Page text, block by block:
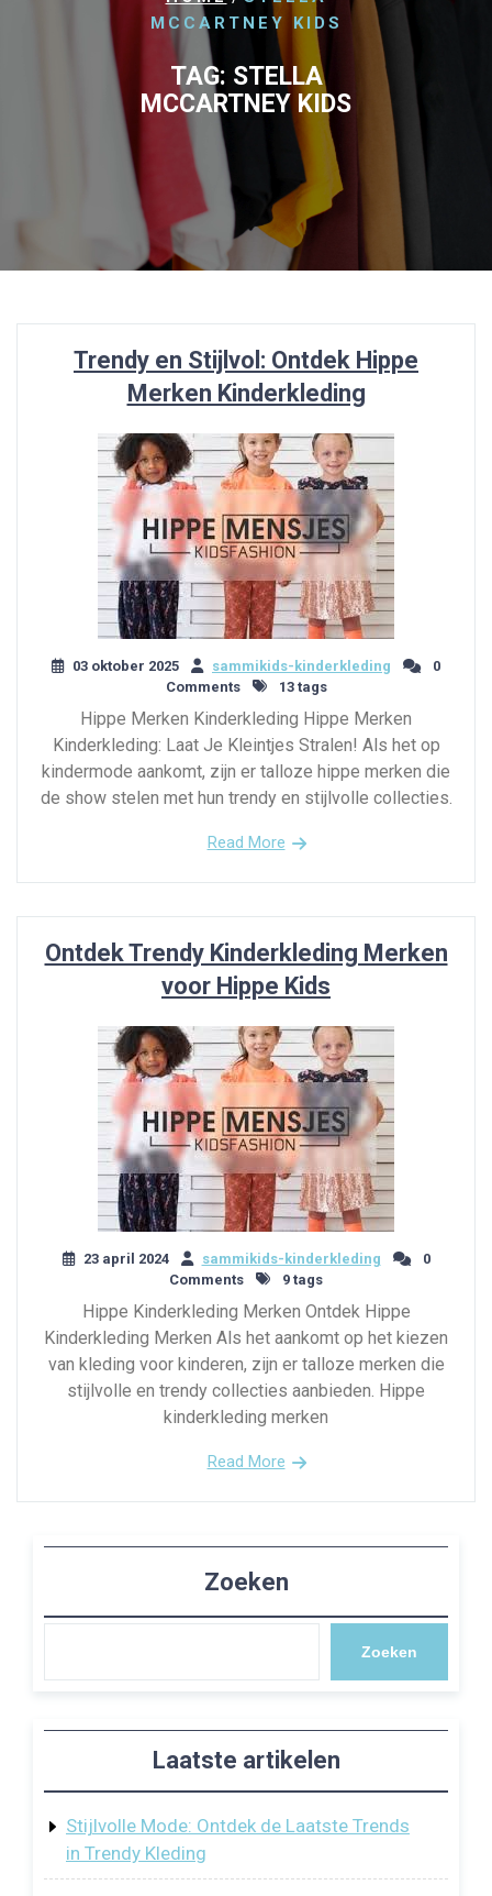
MCCARTNEY KIDS
TAG: STELLA
MCCARTNEY KIDS
Trendy en Stijlvol: Ontdek Hippe
Merken Kinderkleding
03 oktober 2025 sammikids-kinderkleding
0
Comments
13 tags
Hippe Merken Kinderkleding Hippe Merken
Kinderkleding: Laat Je Kleintjes Stralen! Als het op
kindermode aankomt, zijn er talloze hippe merken die
de show stelen met hun trendy en stijlvolle collecties.
Read More
Ontdek Trendy Kinderkleding Merken
voor Hippe Kids
23 april 2024 sammikids-kinderkleding
0
Comments
9 tags
Hippe Kinderkleding Merken Ontdek Hippe
Kinderkleding Merken Als het aankomt op het kiezen
van kleding voor kinderen, zijn er talloze merken die
stijlvolle en trendy collecties aanbieden. Hippe
kinderkleding merken
Read More
Zoeken
Zoeken
Laatste artikelen
Stijlvolle Mode: Ontdek de Laatste Trends
in Trendy Kleding